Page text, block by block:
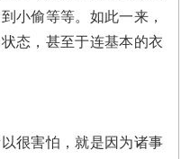
小偷等等。如此一来，
态，甚至于连基本的衣
很害怕，就是因为诸事